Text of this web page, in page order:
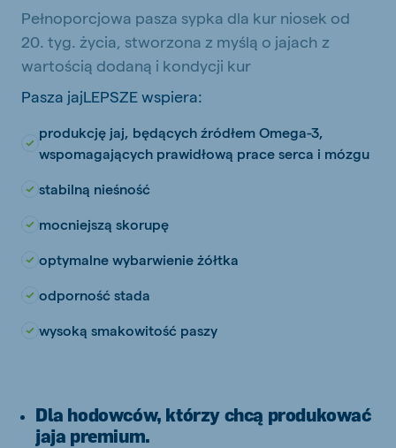
Pełnoporcjowa pasza sypka dla kur niosek od
20. tyg. życia, stworzona z myślą o jajach z
wartością dodaną i kondycji kur
Pasza jajLEPSZE wspiera:
produkcję jaj, będących źródłem Omega-3,
wspomagających prawidłową prace serca i mózgu
stabilną nieśność
mocniejszą skorupę
optymalne wybarwienie żółtka
odporność stada
wysoką smakowitość paszy
Dla hodowców, którzy chcą produkować
jaja premium.